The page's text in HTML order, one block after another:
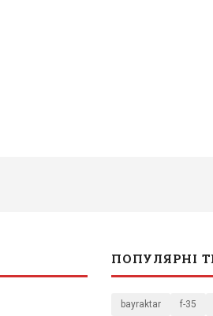
ПОПУЛЯРНІ
bayraktar f-35